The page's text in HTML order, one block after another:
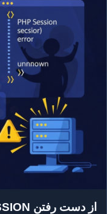
از دست رفتن PHP SESSION